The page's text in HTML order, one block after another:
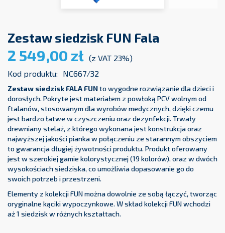
Zestaw siedzisk FUN Fala
2 549,00 zł (z VAT 23%)
Kod produktu:
NC667/32
Zestaw siedzisk FALA FUNto wygodne rozwiązanie dla dzieci i
dorosłych. Pokryte jest materiałem z powłoką PCV wolnym od
ftalanów, stosowanym dla wyrobów medycznych, dzięki czemu
jest bardzo łatwe w czyszczeniu oraz dezynfekcji. Trwały
drewniany stelaż, z którego wykonana jest konstrukcja oraz
najwyższej jakości pianka w połączeniu ze starannym obszyciem
to gwarancja długiej żywotności produktu. Produkt oferowany
jest w szerokiej gamie kolorystycznej (19 kolorów), oraz w dwóch
wysokościach siedziska, co umożliwia dopasowanie go do
swoich potrzeb i przestrzeni.
Elementy z kolekcji FUN można dowolnie ze sobą łączyć, tworząc
oryginalne kąciki wypoczynkowe. W skład kolekcji FUN wchodzi
aż 1 siedzisk w różnych kształtach.